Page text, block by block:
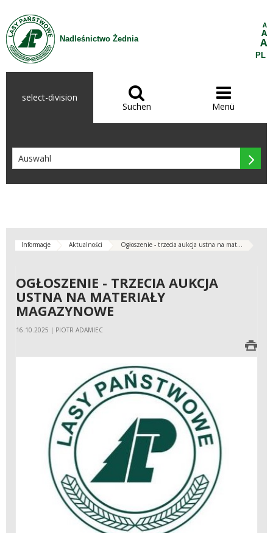
Zum Inhalt wechseln
Nadleśnictwo Żednia
A
A
A
PL
select-division 
Suchen

Menü

Informacje Aktualności Ogłoszenie - trzecia aukcja ustna na mat...
OGŁOSZENIE - TRZECIA AUKCJA
USTNA NA MATERIAŁY
MAGAZYNOWE
16.10.2025 | PIOTR ADAMIEC